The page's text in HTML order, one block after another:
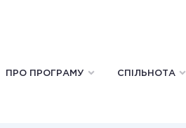
ПРО ПРОГРАМУ СПІЛЬНОТА